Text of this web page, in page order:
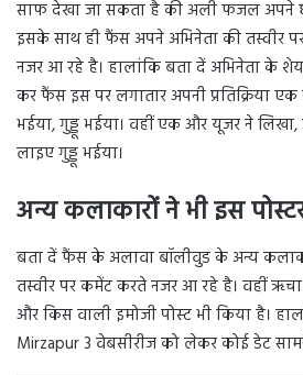
साफ देखा जा सकता है की अली फजल अपने
इसके साथ ही फैंस अपने अभिनेता की तस्वीर
नजर आ रहे है। हालांकि बता दें अभिनेता के
कर फैंस इस पर लगातार अपनी प्रतिक्रिया
भईया, गुड्डू भईया। वहीं एक और यूजर ने
लाइए गुड्डू भईया।
अन्य कलाकारों ने भी इस
बता दें फैंस के अलावा बॉलीवुड के अन्य
तस्वीर पर कमेंट करते नजर आ रहे है। वहीं ऋचा
और किस वाली इमोजी पोस्ट भी किया है।
Mirzapur 3 वेबसीरीज को लेकर कोई डेट